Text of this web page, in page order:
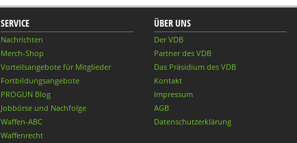
SERVICE
Nachrichten
Merch-Shop
Vorteilsangebote für Mitglieder
Fortbildungsangebote
PROGUN Blog
Jobbörse und Nachfolge
Waffen-ABC
Waffenrecht
ÜBER UNS
Der VDB
Partner des VDB
Das Präsidium des VDB
Kontakt
Impressum
AGB
Datenschutzerklärung